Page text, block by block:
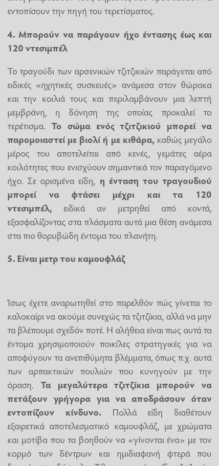
εντοπίσουν την πηγή του τερετίσματος.
4. Μπορούν να παράγουν ήχο έντασης έως και
120 ντεσιμπέλ
Το τραγούδι των αρσενικών τζιτζικιών παράγεται από
ειδικές «ηχητικές συσκευές» ανάμεσα στον θώρακα
και την κοιλιά τους και περιλαμβάνουν μια λεπτή
μεμβράνη, η δόνηση της οποίας προκαλεί το
τερέτισμα. Το σώμα ενός τζιτζικιού μπορεί να
παρομοιαστεί με βιολί ή με κιθάρα, καθώς μεγάλο
μέρος του αποτελείται από κενές, γεμάτες αέρα
κοιλότητες που ενισχύουν σημαντικά τον παραγόμενο
ήχο. Σε ορισμένα είδη, η ένταση του τραγουδιού
μπορεί να φτάσει μέχρι και τα 120
ντεσιμπέλ, ειδικά αν μετρηθεί από κοντά,
εξασφαλίζοντας στα πλάσματα αυτά μια θέση ανάμεσα
στα πιο θορυβώδη έντομα του πλανήτη.
5. Είναι μετρ του καμουφλάζ
Ίσως έχετε αναρωτηθεί στο παρελθόν πώς γίνεται το
καλοκαίρι να ακούμε συνεχώς τα τζιτζίκια, αλλά να μην
τα βλέπουμε σχεδόν ποτέ. Η αλήθεια είναι πως αυτά τα
έντομα χρησιμοποιούν ποικίλες στρατηγικές για να
αποφύγουν τα ανεπιθύμητα βλέμματα, όπως π.χ. αυτά
των αρπακτικών πουλιών που κυνηγούν με την
όραση. Τα μεγαλύτερα τζιτζίκια μπορούν να
πετάξουν γρήγορα για να αποδράσουν όταν
εντοπίζουν κίνδυνο.Πολλά είδη διαθέτουν
εξαιρετικά αποτελεσματικό καμουφλάζ, με χρώματα
και μοτίβα που τα βοηθούν να «γίνονται ένα» με τον
κορμό των δέντρων και ημιδιαφανή φτερά που